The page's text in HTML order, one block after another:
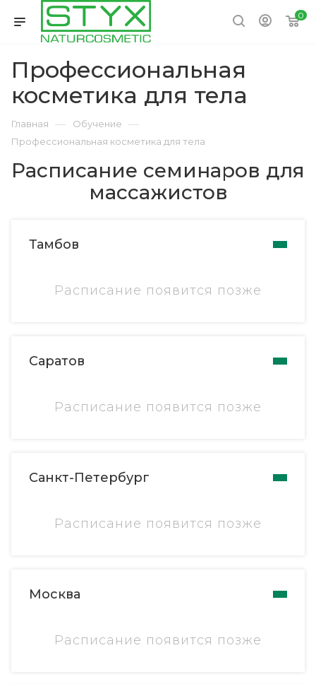
0
Профессиональная
косметика для тела
Главная — Обучение —
Профессиональная косметика для тела
Расписание семинаров для
массажистов
Тамбов
Расписание появится позже
Саратов
Расписание появится позже
Санкт-Петербург
Расписание появится позже
Москва
Расписание появится позже